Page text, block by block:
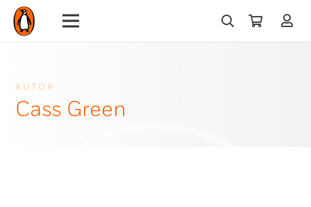
AUTOR
Cass Green